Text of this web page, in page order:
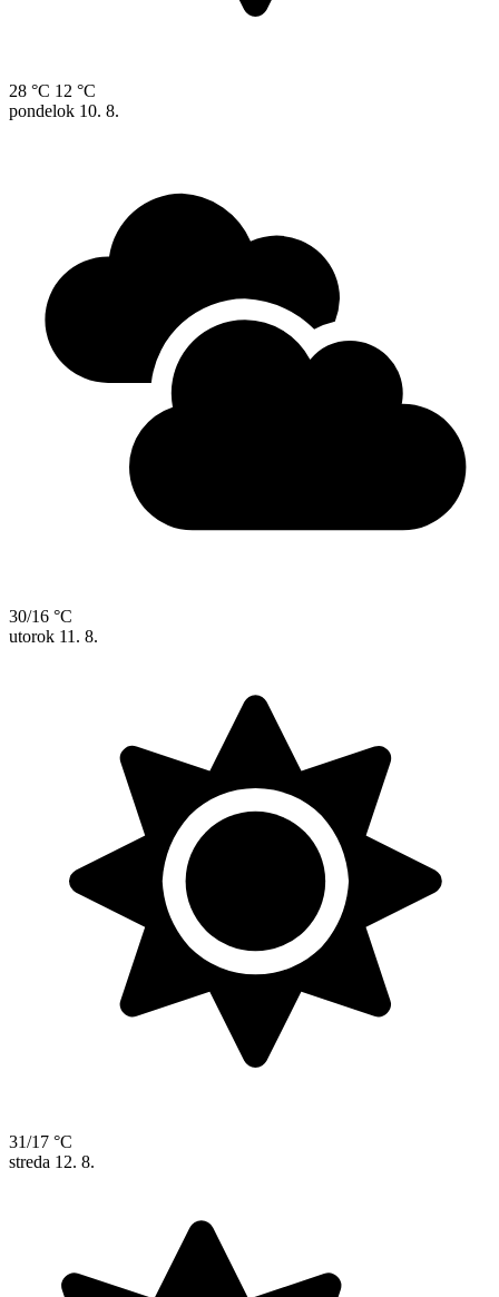
28 °C 12 °C
pondelok 10. 8.
30/16 °C
utorok 11. 8.
31/17 °C
streda 12. 8.